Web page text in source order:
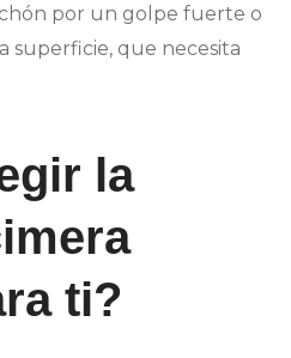
por un golpe fuerte o
superficie, que necesita
la
ti?